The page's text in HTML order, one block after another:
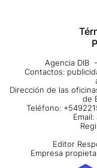
Agencia DIB
Contactos:
Dirección de las
de
Teléfono:
Email:
Editor
Empresa